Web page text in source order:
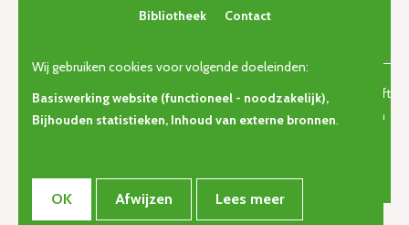
Bibliotheek Contact
© Copyright 2026 | Orgelkunst | Vlaams cultureel-erfgoedtijdschrift
voor orgelcultuur van gisteren, vandaag en morgen. • Alle rechten
Wij gebruiken cookies voor volgende doeleinden:
Basiswerking website (functioneel - noodzakelijk),
Bijhouden statistieken, Inhoud van externe bronnen.
OK Afwijzen Lees meer